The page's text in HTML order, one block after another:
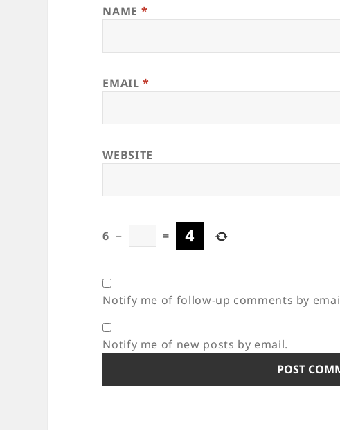
NAME *
EMAIL*
WEBSITE
6 − =
Notify me of follow-up comments by
Notify me of new posts by email.